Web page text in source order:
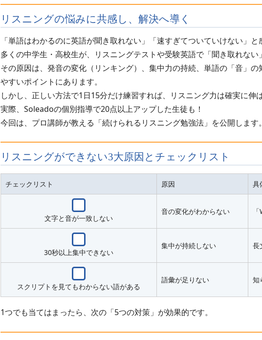
リスニングの悩みに共感し、解決へ導く
「単語はわかるのに英語が聞き取れない」「速すぎてついていけない」と
多くの中学生・高校生が、リスニングテストや受験英語で「聞き取れない
その原因は、発音の変化（リンキング）、集中力の持続、単語の「音」の
やすいポイントにあります。
しかし、正しい方法で1日15分だけ練習すれば、リスニング力は確実に伸ば
実際、Soleadoの個別指導で20点以上アップした生徒も！
今回は、プロ講師が教える「続けられるリスニング勉強法」を公開します。
リスニングができない3大原因とチェックリスト
チェックリスト 原因 具
文字と音が一致しない
音の変化がわからない
30秒以上集中できない
集中が持続しない 長
スクリプトを見てもわからない語がある
語彙が足りない 知
1つでも当てはまったら、次の「5つの対策」が効果的です。